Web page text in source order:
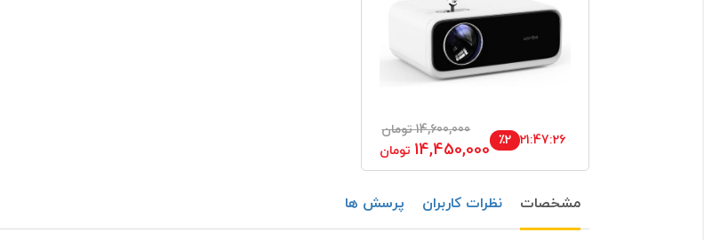
14,600,000 تومان
14,450,000 تومان
٪2 21:47:25
مشخصات نظرات کاربران پرسش ها